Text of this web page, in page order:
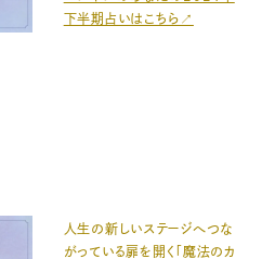
下半期占いはこちら↗️
人生の新しいステージへつな
がっている扉を開く「魔法のカ